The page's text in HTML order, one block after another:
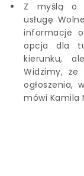
Z myślą o
usługę
informacje
opcja dla
kierunku,
Widzimy,
ogłoszenia,
mówi Kamila